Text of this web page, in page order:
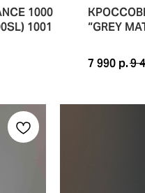
1000
1001
METALLIC —
ДЛЯ ТЕХ, КТО
METALLIC — ЭТО
“GREY
7 990 р.9